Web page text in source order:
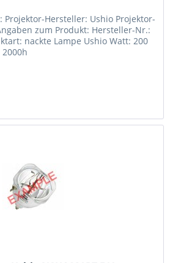
Projektor-Hersteller: Ushio Projektor-
zum Produkt: Hersteller-Nr.:
nackte Lampe Ushio Watt: 200